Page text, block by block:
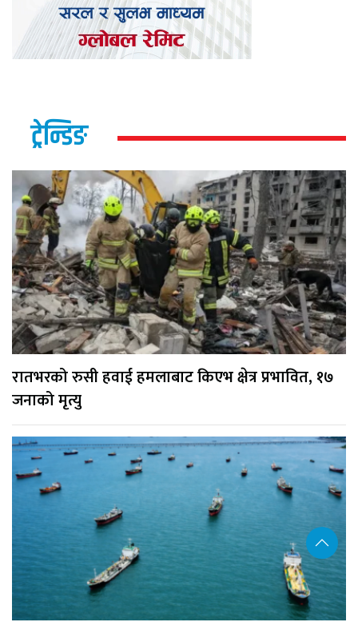
ट्रेन्डिङ
रातभरको रुसी हवाई हमलाबाट किएभ क्षेत्र प्रभावित, १७
जनाको मृत्यु